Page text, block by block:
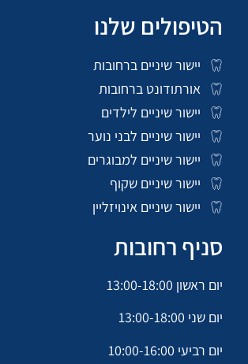
הטיפולים שלנו
יישור שיניים ברחובות
אורתודונט ברחובות
יישור שיניים לילדים
יישור שיניים לבני נוער
יישור שיניים למבוגרים
יישור שיניים שקוף
יישור שיניים אינויזליין
סניף רחובות
יום ראשון 13:00-18:00
יום שני 13:00-18:00
יום רביעי 10:00-16:00